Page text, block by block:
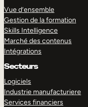
Vue d’ensemble
Gestion de la formation
Skills Intelligence
Marché des contenus
Intégrations
Secteurs
Logiciels
Industrie manufacturiere
Services financiers